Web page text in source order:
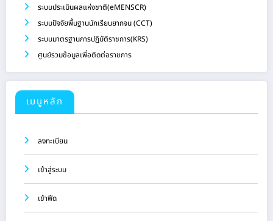
ระบบประเมินผลแห่งชาติ(eMENSCR)
ระบบปัจจัยพื้นฐานนักเรียนยากจน (CCT)
ระบบมาตรฐานการปฏิบัติราชการ(KRS)
ศูนย์รวมข้อมูลเพื่อติดต่อราชการ
เมนูหลัก
ลงทะเบียน
เข้าสู่ระบบ
เข้าฟีด